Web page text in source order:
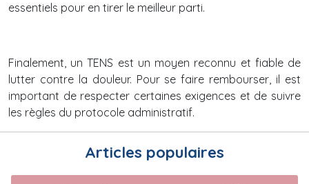
essentiels pour en tirer le meilleur parti.
Finalement, un TENS est un moyen reconnu et fiable de
lutter contre la douleur. Pour se faire rembourser, il est
important de respecter certaines exigences et de suivre
les règles du protocole administratif.
Articles populaires